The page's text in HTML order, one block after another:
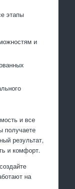
этапы
и
и все
получаете
результат,
и комфорт.
на